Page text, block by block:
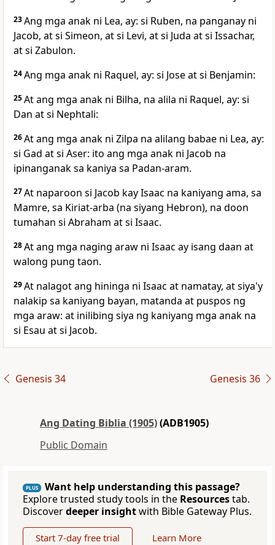
23Ang mga anak ni Lea, ay: si Ruben, na panganay ni
Jacob, at si Simeon, at si Levi, at si Juda at si Issachar,
at si Zabulon.
24Ang mga anak ni Raquel, ay: si Jose at si Benjamin:
25At ang mga anak ni Bilha, na alila ni Raquel, ay: si
Dan at si Nephtali:
26At ang mga anak ni Zilpa na alilang babae ni Lea, ay:
si Gad at si Aser: ito ang mga anak ni Jacob na
ipinanganak sa kaniya sa Padan-aram.
27At naparoon si Jacob kay Isaac na kaniyang ama, sa
Mamre, sa Kiriat-arba (na siyang Hebron), na doon
tumahan si Abraham at si Isaac.
28At ang mga naging araw ni Isaac ay isang daan at
walong pung taon.
29At nalagot ang hininga ni Isaac at namatay, at siya'y
nalakip sa kaniyang bayan, matanda at puspos ng
mga araw: at inilibing siya ng kaniyang mga anak na
si Esau at si Jacob.
Genesis 34 Genesis 36
Ang Dating Biblia (1905)(ADB1905)
Public Domain
PLUS
Want help understanding this passage?
Explore trusted study tools in the Resourcestab.
Discoverdeeper insightwith Bible Gateway Plus.
Start 7-day free trial Learn More